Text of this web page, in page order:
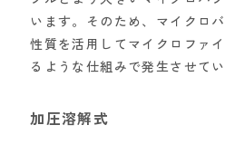
います。そのため、マイクロ
性質を活用してマイクロファ
るような仕組みで発生させてい
加圧溶解式